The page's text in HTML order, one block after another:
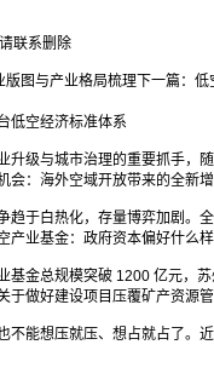
联系删除
版图与产业格局梳理 下一篇： 低
低空经济标准体系
升级与城市治理的重要抓手，
会：海外空域开放带来的全新
趋于白热化，存量博弈加剧。
产业基金：政府资本偏好什么
基金总规模突破 1200 亿元，
于做好建设项目压覆矿产资源
不能想压就压、想占就占了。